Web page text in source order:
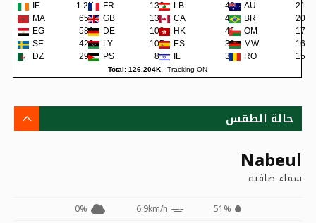
IE
1.2K FR 138 LB 48 AU
21
MA
659 GB 133 CA 45 BR
20
EG
581 DE 108 HK 42 OM
17
SE
422 LY 105 ES 38 MW
16
DZ
295 PS 80 IL 36 RO 15
Total: 126.204K- Tracking ON
حالة الطقس
Nabeul
سماء صافية
51%
6.9km/h
0%